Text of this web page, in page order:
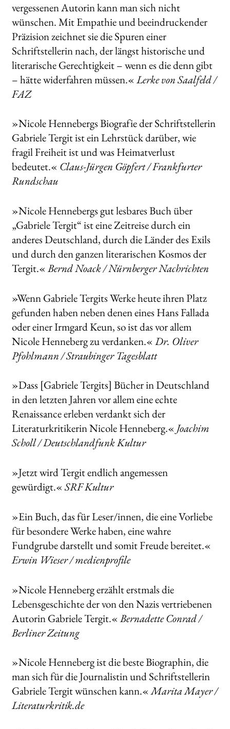
vergessenen Autorin kann man sich nicht
wünschen. Mit Empathie und beeindruckender
Präzision zeichnet sie die Spuren einer
Schriftstellerin nach, der längst historische und
literarische Gerechtigkeit – wenn es die denn gibt
– hätte widerfahren müssen.«Lerke von Saalfeld /
FAZ
»Nicole Hennebergs Biografie der Schriftstellerin
Gabriele Tergit ist ein Lehrstück darüber, wie
fragil Freiheit ist und was Heimatverlust
bedeutet.« Claus-Jürgen Göpfert / Frankfurter
Rundschau
»Nicole Hennebergs gut lesbares Buch über
„Gabriele Tergit“ ist eine Zeitreise durch ein
anderes Deutschland, durch die Länder des Exils
und durch den ganzen literarischen Kosmos der
Tergit.«Bernd Noack / Nürnberger Nachrichten
»Wenn Gabriele Tergits Werke heute ihren Platz
gefunden haben neben denen eines Hans Fallada
oder einer Irmgard Keun, so ist das vor allem
Nicole Henneberg zu verdanken.« Dr. Oliver
Pfohlmann / Straubinger Tagesblatt
»Dass [Gabriele Tergits] Bücher in Deutschland
in den letzten Jahren vor allem eine echte
Renaissance erleben verdankt sich der
Literaturkritikerin Nicole Henneberg.« Joachim
Scholl / Deutschlandfunk Kultur
»Jetzt wird Tergit endlich angemessen
gewürdigt.«SRF Kultur
»Ein Buch, das für Leser/innen, die eine Vorliebe
für besondere Werke haben, eine wahre
Fundgrube darstellt und somit Freude bereitet.«
Erwin Wieser / medienprofile
»Nicole Henneberg erzählt erstmals die
Lebensgeschichte der von den Nazis vertriebenen
Autorin Gabriele Tergit.«Bernadette Conrad /
Berliner Zeitung
»Nicole Henneberg ist die beste Biographin, die
man sich für die Journalistin und Schriftstellerin
Gabriele Tergit wünschen kann.«Marita Mayer /
Literaturkritik.de